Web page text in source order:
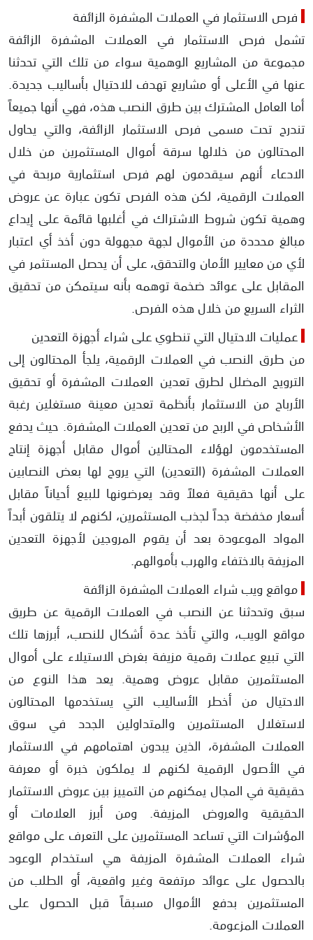
فرص الاستثمار في العملات المشفرة الزائفة
تشمل فرص الاستثمار في العملات المشفرة الزائفة
مجموعة من المشاريع الوهمية سواء من تلك التي تحدثنا
عنها في الأعلى أو مشاريع تهدف للاحتيال بأساليب جديدة.
أما العامل المشترك بين طرق النصب هذه، فهي أنها جميعاً
تندرج تحت مسمى فرص الاستثمار الزائفة، والتي يحاول
المحتالون من خلالها سرقة أموال المستثمرين من خلال
الادعاء أنهم سيقدمون لهم فرص استثمارية مربحة في
العملات الرقمية، لكن هذه الفرص تكون عبارة عن عروض
وهمية تكون شروط الاشتراك في أغلبها قائمة على إيداع
مبالغ محددة من الأموال لجهة مجهولة دون أخذ أي اعتبار
لأي من معايير الأمان والتحقق، على أن يحصل المستثمر في
المقابل على عوائد ضخمة توهمه بأنه سيتمكن من تحقيق
الثراء السريع من خلال هذه الفرص.
عمليات الاحتيال التي تنطوي على شراء أجهزة التعدين
من طرق النصب في العملات الرقمية، يلجأ المحتالون إلى
الترويج المضلل لطرق تعدين العملات المشفرة أو تحقيق
الأرباح من الاستثمار بأنظمة تعدين معينة مستغلين رغبة
الأشخاص في الربح من تعدين العملات المشفرة. حيث يدفع
المستخدمون لهؤلاء المحتالين أموال مقابل أجهزة إنتاج
العملات المشفرة (التعدين) التي يروج لها بعض النصابين
على أنها حقيقية فعلاً وقد يعرضونها للبيع أحياناً مقابل
أسعار مخفضة جداً لجذب المستثمرين، لكنهم لا يتلقون أبداً
المواد الموعودة بعد أن يقوم المروجين لأجهزة التعدين
المزيفة بالاختفاء والهرب بأموالهم.
مواقع ويب شراء العملات المشفرة الزائفة
سبق وتحدثنا عن النصب في العملات الرقمية عن طريق
مواقع الويب، والتي تأخذ عدة أشكال للنصب، أبرزها تلك
التي تبيع عملات رقمية مزيفة بغرض الاستيلاء على أموال
المستثمرين مقابل عروض وهمية. يعد هذا النوع من
الاحتيال من أخطر الأساليب التي يستخدمها المحتالون
لاستغلال المستثمرين والمتداولين الجدد في سوق
العملات المشفرة، الذين يبدون اهتمامهم في الاستثمار
في الأصول الرقمية لكنهم لا يملكون خبرة أو معرفة
حقيقية في المجال يمكنهم من التمييز بين عروض الاستثمار
الحقيقية والعروض المزيفة. ومن أبرز العلامات أو
المؤشرات التي تساعد المستثمرين على التعرف على مواقع
شراء العملات المشفرة المزيفة هي استخدام الوعود
بالحصول على عوائد مرتفعة وغير واقعية، أو الطلب من
المستثمرين بدفع الأموال مسبقاً قبل الحصول على
العملات المزعومة.